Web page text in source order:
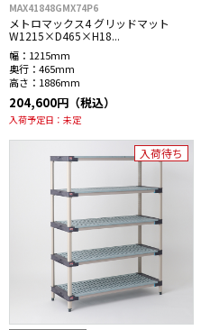
MAX41848GMX74P6
メトロマックス4 グリッドマット
W1215×D465×H18...
幅： 1215mm
奥行： 465mm
高さ： 1886mm
204,600円（税込）
入荷予定日： 未定
入荷待ち